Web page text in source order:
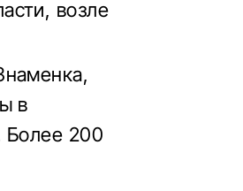
возле
в
Более 200